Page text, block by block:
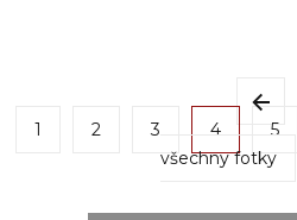
1 2 3 4 5
všechny fotky